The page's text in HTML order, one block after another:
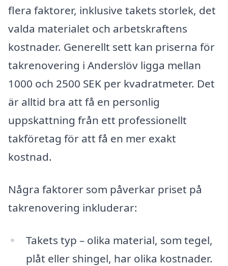
flera faktorer, inklusive takets storlek, det
valda materialet och arbetskraftens
kostnader. Generellt sett kan priserna för
takrenovering i Anderslöv ligga mellan
1000 och 2500 SEK per kvadratmeter. Det
är alltid bra att få en personlig
uppskattning från ett professionellt
takföretag för att få en mer exakt
kostnad.
Några faktorer som påverkar priset på
takrenovering inkluderar:
Takets typ – olika material, som tegel,
plåt eller shingel, har olika kostnader.